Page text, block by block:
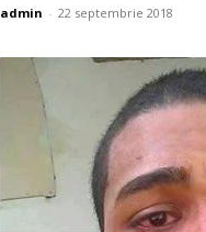
admin - 22 septembrie 2018